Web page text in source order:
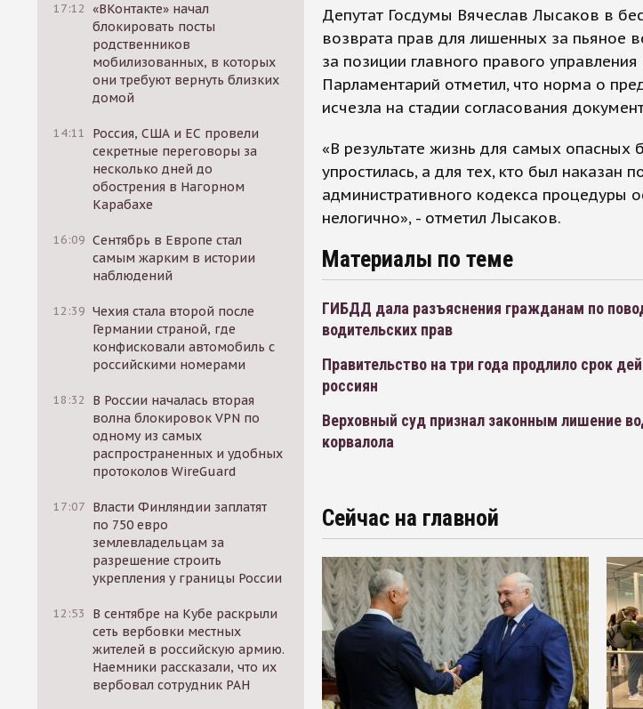
17:12 «ВКонтакте» начал
блокировать посты
родственников
мобилизованных, в которых
они требуют вернуть близких
домой
14:11
Россия, США и ЕС провели
секретные переговоры за
несколько дней до
обострения в Нагорном
Карабахе
16:09 Сентябрь в Европе стал
самым жарким в истории
наблюдений
12:39 Чехия стала второй после
Германии страной, где
конфисковали автомобиль с
российскими номерами
18:32
В России началась вторая
волна блокировок VPN по
одному из самых
распространенных и удобных
протоколов WireGuard
17:07 Власти Финляндии заплатят
по 750 евро
землевладельцам за
разрешение строить
укрепления у границы России
12:53
В сентябре на Кубе раскрыли
сеть вербовки местных
жителей в российскую армию.
Наемники рассказали, что их
вербовал сотрудник РАН
Депутат Госдумы Вячеслав Лысаков в
возврата прав для лишенных за пьяное
за позиции главного правого
Парламентарий отметил, что норма о
исчезла на стадии согласования
«В результате жизнь для самых опасных
упростилась, а для тех, кто был наказан
административного кодекса процедуры
нелогично», - отметил Лысаков.
Материалы по теме
ГИБДД дала разъяснения гражданам по
водительских прав
Правительство на три года продлило срок
россиян
Верховный суд признал законным лишение
корвалола
Сейчас на главной